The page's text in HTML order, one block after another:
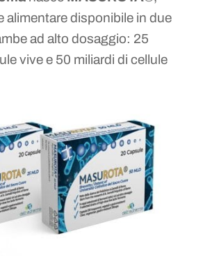
alimentare disponibile in due
ad alto dosaggio: 25
vive e 50 miliardi di cellule